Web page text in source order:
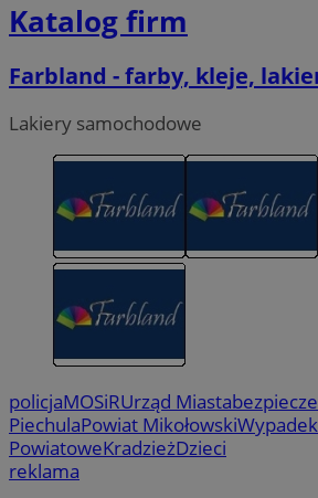
Katalog firm
Farbland - farby, kleje,
Lakiery samochodowe
policjaMOSiRUrząd Miasta
PiechulaPowiat MikołowskiWypadek
PowiatoweKradzieżDzieci
reklama